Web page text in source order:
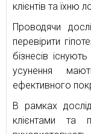
клієнтів та їхню
Проводячи
перевірити
бізнесів
усунення
ефективного
В рамках
клієнтами та